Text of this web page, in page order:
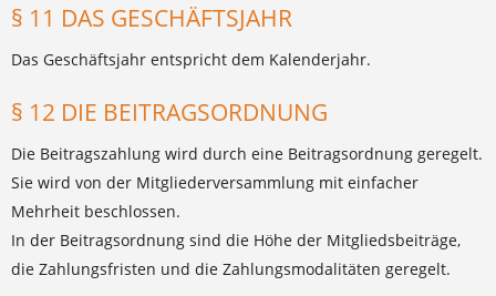
§ 11 DAS GESCHÄFTSJAHR
Das Geschäftsjahr entspricht dem Kalenderjahr.
§ 12 DIE BEITRAGSORDNUNG
Die Beitragszahlung wird durch eine Beitragsordnung geregelt.
Sie wird von der Mitgliederversammlung mit einfacher
Mehrheit beschlossen.
In der Beitragsordnung sind die Höhe der Mitgliedsbeiträge,
die Zahlungsfristen und die Zahlungsmodalitäten geregelt.